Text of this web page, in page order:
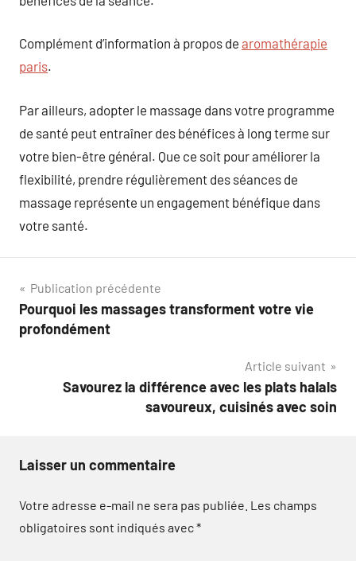
Complément d’information à propos de aromathérapie
paris.
Par ailleurs, adopter le massage dans votre programme
de santé peut entraîner des bénéfices à long terme sur
votre bien-être général. Que ce soit pour améliorer la
flexibilité, prendre régulièrement des séances de
massage représente un engagement bénéfique dans
votre santé.
Navigation
de
Publication précédente
Pourquoi les massages transforment votre vie
profondément
Article suivant
Savourez la différence avec les plats halals
savoureux, cuisinés avec soin
Laisser un commentaire
Votre adresse e-mail ne sera pas publiée. Les champs
obligatoires sont indiqués avec*